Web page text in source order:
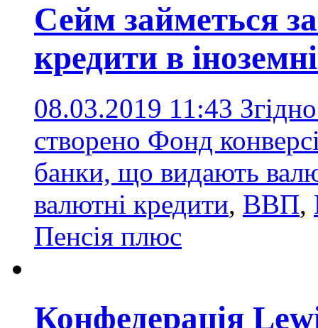
Сейм займеться
кредити в
08.03.2019 11:43
створено Фонд
банки, що видають
валютні кредити, ВВП,
Пенсія плюс
Конфедерація